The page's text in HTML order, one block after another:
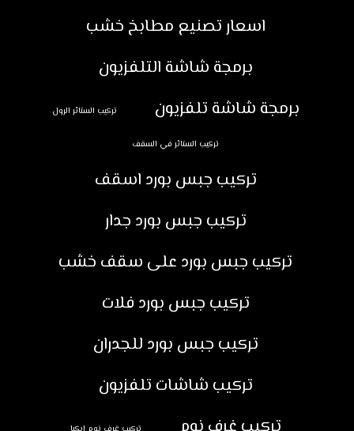
اسعار تصنيع مطابخ خشب
برمجة شاشة التلفزيون
برمجة شاشة تلفزيون
تركيب الستائر الرول
تركيب الستائر في السقف
تركيب جبس بورد اسقف
تركيب جبس بورد جدار
تركيب جبس بورد على سقف خشب
تركيب جبس بورد فلات
تركيب جبس بورد للجدران
تركيب شاشات تلفزيون